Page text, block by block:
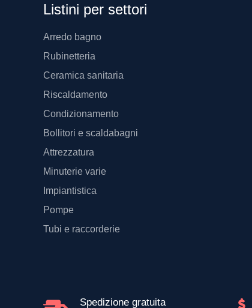
Listini per settori
Arredo bagno
Rubinetteria
Ceramica sanitaria
Riscaldamento
Condizionamento
Bollitori e scaldabagni
Attrezzatura
Minuterie varie
Impiantistica
Pompe
Tubi e raccorderie
Spedizione gratuita